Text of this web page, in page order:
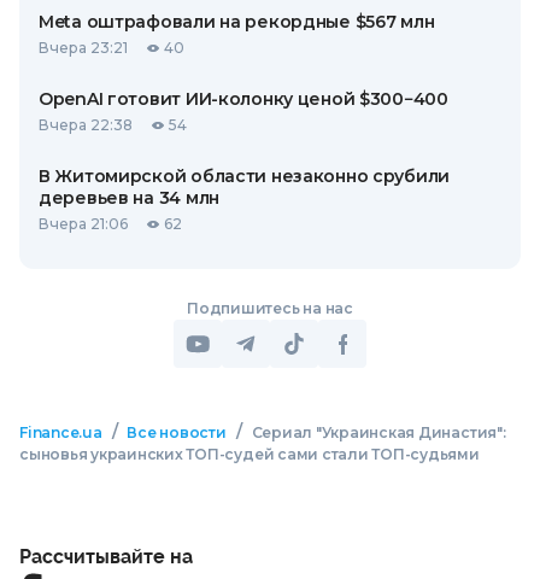
Meta оштрафовали на рекордные $567 млн
Вчера 23:21 40
OpenAI готовит ИИ-колонку ценой $300−400
Вчера 22:38 54
В Житомирской области незаконно срубили
деревьев на 34 млн
Вчера 21:06 62
Подпишитесь на нас
Finance.ua / Все новости /
Сериал "Украинская Династия":
сыновья украинских ТОП-судей сами стали ТОП-судьями
Рассчитывайте на